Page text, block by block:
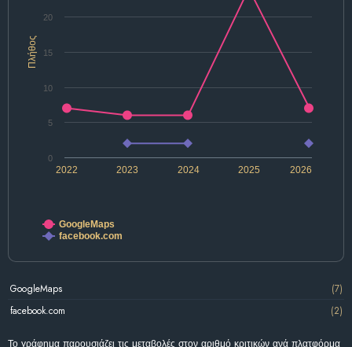
Πλήθος
2022 2024 2026
2023 2025
0
5
10
15
20
GoogleMaps
facebook.com
GoogleMaps
(7)
facebook.com
(2)
Το γράφημα παρουσιάζει τις μεταβολές στον αριθμό κριτικών ανά πλατφόρμα